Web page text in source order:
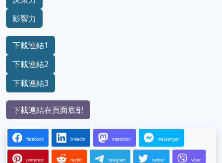
影響力
下載連結1
下載連結2
下載連結3
下載連結在頁面底部
facebook linkedin mastodon messenger
pinterest reddit telegram twitter viber